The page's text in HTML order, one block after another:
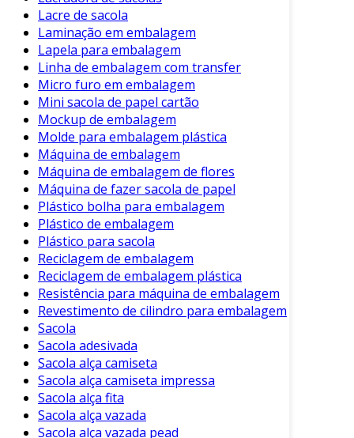
Lacre de sacola
Laminação em embalagem
Lapela para embalagem
Linha de embalagem com transfer
Micro furo em embalagem
Mini sacola de papel cartão
Mockup de embalagem
Molde para embalagem plástica
Máquina de embalagem
Máquina de embalagem de flores
Máquina de fazer sacola de papel
Plástico bolha para embalagem
Plástico de embalagem
Plástico para sacola
Reciclagem de embalagem
Reciclagem de embalagem plástica
Resistência para máquina de embalagem
Revestimento de cilindro para embalagem
Sacola
Sacola adesivada
Sacola alça camiseta
Sacola alça camiseta impressa
Sacola alça fita
Sacola alça vazada
Sacola alça vazada pead